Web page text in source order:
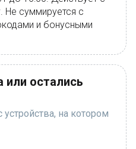
Не суммируется с
и бонусными
или остались
на котором